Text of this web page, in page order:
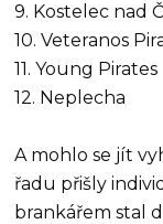
9. Kostelec nad
10. Veteranos
11. Young Pirates
12. Neplecha
A mohlo se jít
řadu přišly
brankářem stal